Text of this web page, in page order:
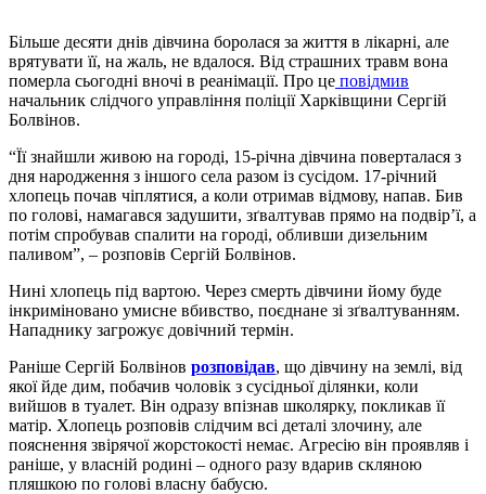
Більше десяти днів дівчина боролася за життя в лікарні, але
врятувати її, на жаль, не вдалося. Від страшних травм вона
померла сьогодні вночі в реанімації. Про це повідмив
начальник слідчого управління поліції Харківщини Сергій
Болвінов.
“Її знайшли живою на городі, 15-річна дівчина поверталася з
дня народження з іншого села разом із сусідом. 17-річний
хлопець почав чіплятися, а коли отримав відмову, напав. Бив
по голові, намагався задушити, зґвалтував прямо на подвір’ї, а
потім спробував спалити на городі, обливши дизельним
паливом”, – розповів Сергій Болвінов.
Нині хлопець під вартою. Через смерть дівчини йому буде
інкриміновано умисне вбивство, поєднане зі зґвалтуванням.
Нападнику загрожує довічний термін.
Раніше Сергій Болвінов розповідав, що дівчину на землі, від
якої йде дим, побачив чоловік з сусідньої ділянки, коли
вийшов в туалет. Він одразу впізнав школярку, покликав її
матір. Хлопець розповів слідчим всі деталі злочину, але
пояснення звірячої жорстокості немає. Агресію він проявляв і
раніше, у власній родині – одного разу вдарив скляною
пляшкою по голові власну бабусю.